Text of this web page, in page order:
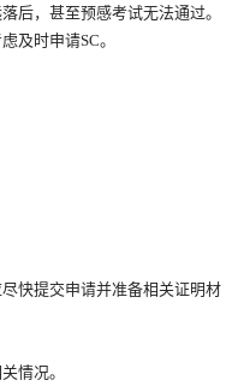
，甚至预感考试无法通过。
时申请SC。
快提交申请并准备相关证明材
情况。